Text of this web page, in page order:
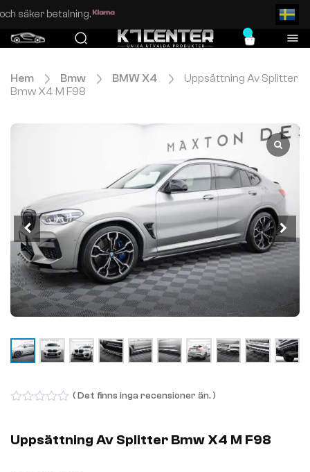
Enkel och säker betalning.
0
Hem Bmw BMW X4
Uppsättning Av Splitter
Bmw X4 M F98
of
5
( Det finns inga recensioner än. )
Uppsättning Av Splitter Bmw X4 M F98